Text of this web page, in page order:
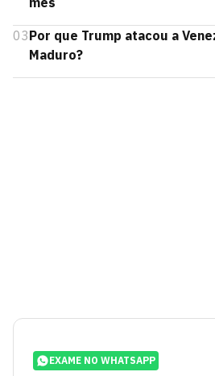
03Por que Trump atacou a
Maduro?
EXAME NO WHATSAPP